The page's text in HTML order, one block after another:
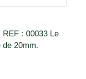
: 00033 Le
20mm.